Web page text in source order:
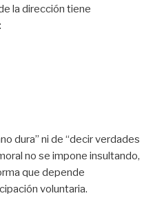
la dirección tiene
dura” ni de “decir verdades
no se impone insultando,
que depende
voluntaria.